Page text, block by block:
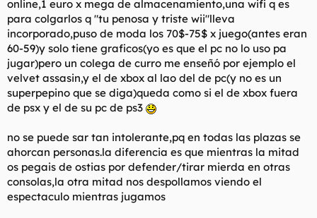
online,1 euro x mega de almacenamiento,una wifi q es
para colgarlos q "tu penosa y triste wii"lleva
incorporado,puso de moda los 70$-75$ x juego(antes eran
60-59)y solo tiene graficos(yo es que el pc no lo uso pa
jugar)pero un colega de curro me enseñó por ejemplo el
velvet assasin,y el de xbox al lao del de pc(y no es un
superpepino que se diga)queda como si el de xbox fuera
de psx y el de su pc de ps3
no se puede sar tan intolerante,pq en todas las plazas se
ahorcan personas.la diferencia es que mientras la mitad
os pegais de ostias por defender/tirar mierda en otras
consolas,la otra mitad nos despollamos viendo el
espectaculo mientras jugamos